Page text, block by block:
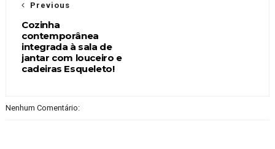
Previous
Cozinha
contemporânea
integrada à sala de
jantar com louceiro e
cadeiras Esqueleto!
Nenhum Comentário: